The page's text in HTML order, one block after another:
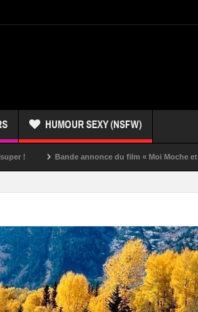
HUMOUR SEXY (NSFW)
Bande annonce du film « Moi Moche et Méchant »